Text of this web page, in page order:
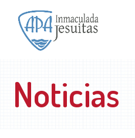
Noticias